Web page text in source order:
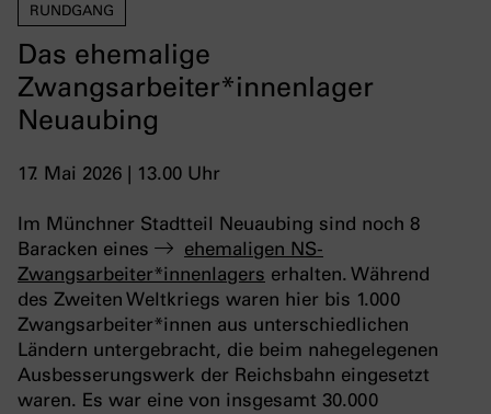
RUNDGANG
Das ehemalige
Zwangsarbeiter*innenlager
Neuaubing
17. Mai 2026 | 13.00 Uhr
Im Münchner Stadtteil Neuaubing sind noch 8
Baracken eines
ehemaligen NS-
Zwangsarbeiter*innenlagers erhalten. Während
des Zweiten Weltkriegs waren hier bis 1.000
Zwangsarbeiter*innen aus unterschiedlichen
Ländern untergebracht, die beim nahegelegenen
Ausbesserungswerk der Reichsbahn eingesetzt
waren. Es war eine von insgesamt 30.000